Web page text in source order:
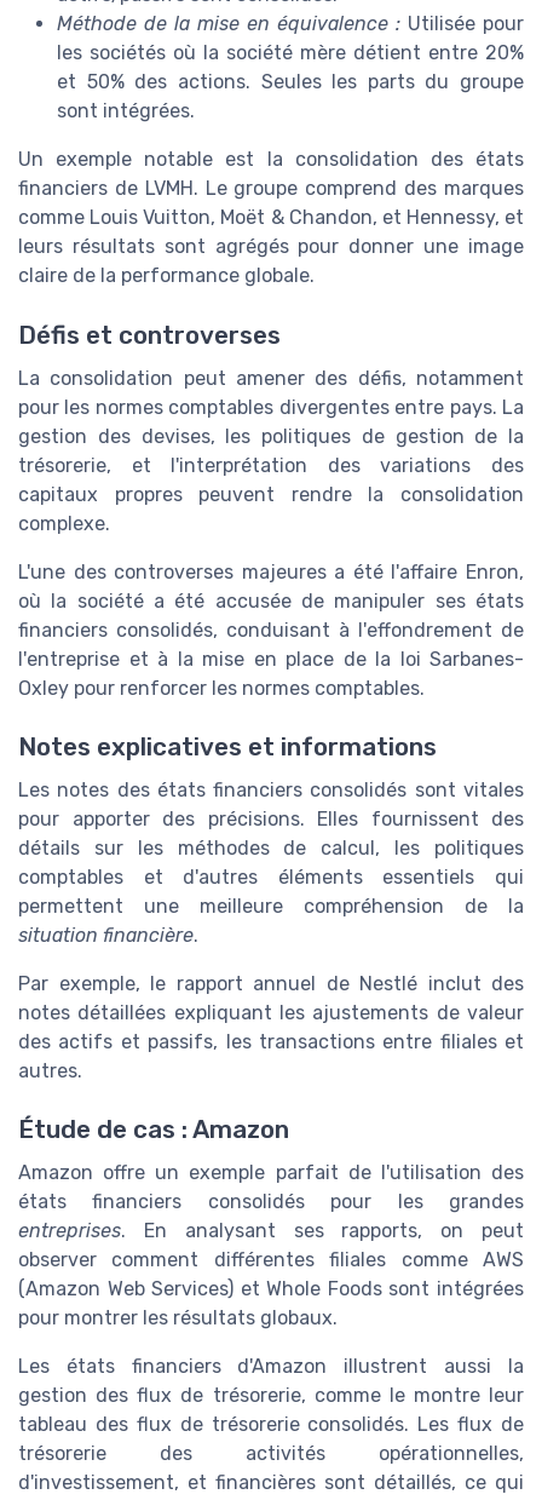
Méthode de la mise en équivalence : Utilisée pour
les sociétés où la société mère détient entre 20%
et 50% des actions. Seules les parts du groupe
sont intégrées.
Un exemple notable est la consolidation des états
financiers de LVMH. Le groupe comprend des marques
comme Louis Vuitton, Moët & Chandon, et Hennessy, et
leurs résultats sont agrégés pour donner une image
claire de la performance globale.
Défis et controverses
La consolidation peut amener des défis, notamment
pour les normes comptables divergentes entre pays. La
gestion des devises, les politiques de gestion de la
trésorerie, et l'interprétation des variations des
capitaux propres peuvent rendre la consolidation
complexe.
L'une des controverses majeures a été l'affaire Enron,
où la société a été accusée de manipuler ses états
financiers consolidés, conduisant à l'effondrement de
l'entreprise et à la mise en place de la loi Sarbanes-
Oxley pour renforcer les normes comptables.
Notes explicatives et informations
Les notes des états financiers consolidés sont vitales
pour apporter des précisions. Elles fournissent des
détails sur les méthodes de calcul, les politiques
comptables et d'autres éléments essentiels qui
permettent une meilleure compréhension de la
situation financière.
Par exemple, le rapport annuel de Nestlé inclut des
notes détaillées expliquant les ajustements de valeur
des actifs et passifs, les transactions entre filiales et
autres.
Étude de cas : Amazon
Amazon offre un exemple parfait de l'utilisation des
états financiers consolidés pour les grandes
entreprises. En analysant ses rapports, on peut
observer comment différentes filiales comme AWS
(Amazon Web Services) et Whole Foods sont intégrées
pour montrer les résultats globaux.
Les états financiers d'Amazon illustrent aussi la
gestion des flux de trésorerie, comme le montre leur
tableau des flux de trésorerie consolidés. Les flux de
trésorerie des activités opérationnelles,
d'investissement, et financières sont détaillés, ce qui